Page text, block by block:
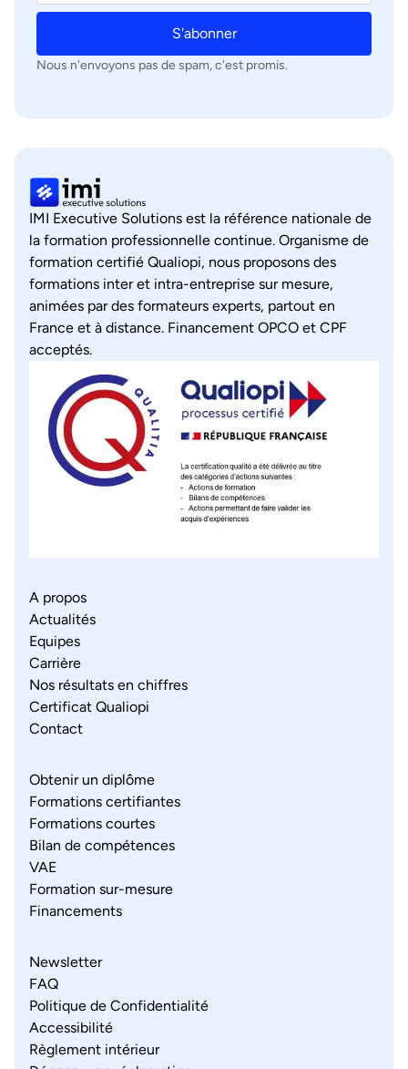
S'abonner
Nous n'envoyons pas de spam, c'est promis.
IMI Executive Solutions est la référence nationale de
la formation professionnelle continue. Organisme de
formation certifié Qualiopi, nous proposons des
formations inter et intra-entreprise sur mesure,
animées par des formateurs experts, partout en
France et à distance. Financement OPCO et CPF
acceptés.
A propos
Actualités
Equipes
Carrière
Nos résultats en chiffres
Certificat Qualiopi
Contact
Obtenir un diplôme
Formations certifiantes
Formations courtes
Bilan de compétences
VAE
Formation sur-mesure
Financements
Newsletter
FAQ
Politique de Confidentialité
Accessibilité
Règlement intérieur